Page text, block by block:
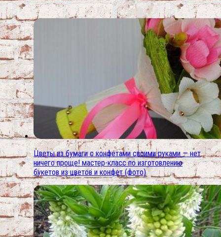
Цветы из бумаги с конфетами своими руками — нет
ничего проще! мастер-класс по изготовлению
букетов из цветов и конфет (фото)